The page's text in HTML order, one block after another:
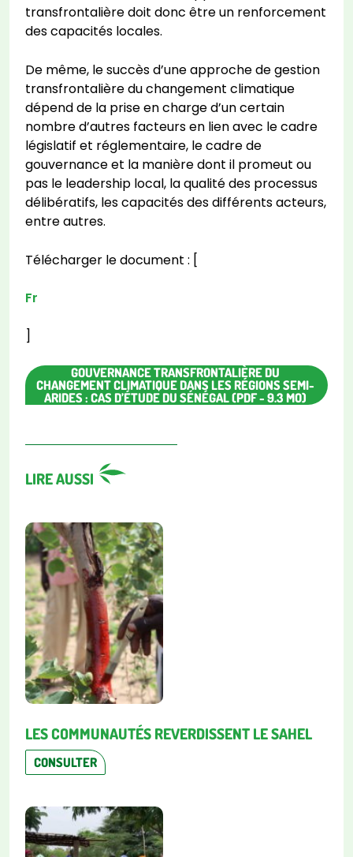
transfrontalière doit donc être un renforcement
des capacités locales.
De même, le succès d’une approche de gestion
transfrontalière du changement climatique
dépend de la prise en charge d’un certain
nombre d’autres facteurs en lien avec le cadre
législatif et réglementaire, le cadre de
gouvernance et la manière dont il promeut ou
pas le leadership local, la qualité des processus
délibératifs, les capacités des différents acteurs,
entre autres.
Télécharger le document : [
Fr
]
GOUVERNANCE TRANSFRONTALIÈRE DU
CHANGEMENT CLIMATIQUE DANS LES RÉGIONS SEMI-
ARIDES : CAS D’ÉTUDE DU SÉNÉGAL (PDF - 9.3 MO)
LIRE AUSSI
LES COMMUNAUTÉS REVERDISSENT LE SAHEL
CONSULTER